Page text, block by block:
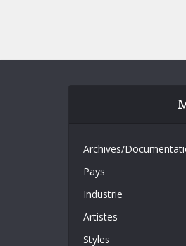
Archives/
Pays
Industrie
Artistes
Styles